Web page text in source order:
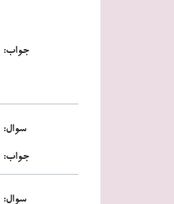
:جواب
:سوال
:جواب
:سوال